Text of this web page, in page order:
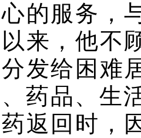
的服务，
来，他不
发给困难
药品、生
返回时，